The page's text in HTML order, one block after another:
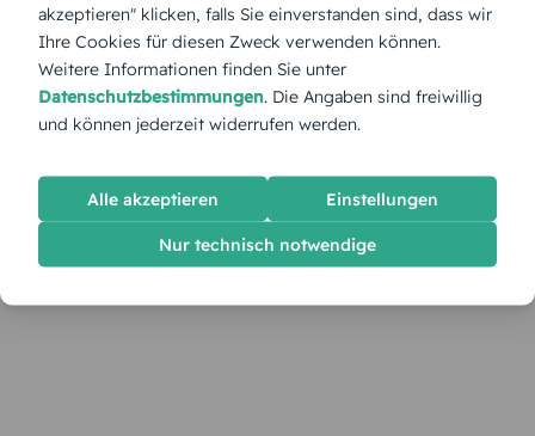
akzeptieren" klicken, falls Sie einverstanden sind, dass wir
Ihre Cookies für diesen Zweck verwenden können.
Weitere Informationen finden Sie unter
Datenschutzbestimmungen. Die Angaben sind freiwillig
und können jederzeit widerrufen werden.
Alle akzeptieren Einstellungen
Nur technisch notwendige